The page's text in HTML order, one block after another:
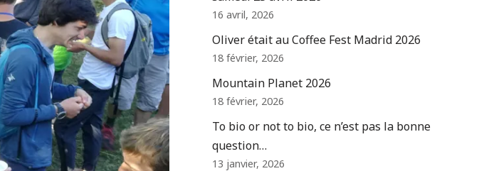
16 avril, 2026
Oliver était au Coffee Fest Madrid 2026
18 février, 2026
Mountain Planet 2026
18 février, 2026
To bio or not to bio, ce n’est pas la bonne
question…
13 janvier, 2026